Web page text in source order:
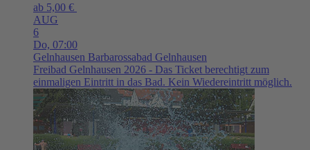
ab 5,00 €
AUG
6
Do, 07:00
Gelnhausen Barbarossabad Gelnhausen
Freibad Gelnhausen 2026 - Das Ticket berechtigt zum
einmaligen Eintritt in das Bad. Kein Wiedereintritt möglich.